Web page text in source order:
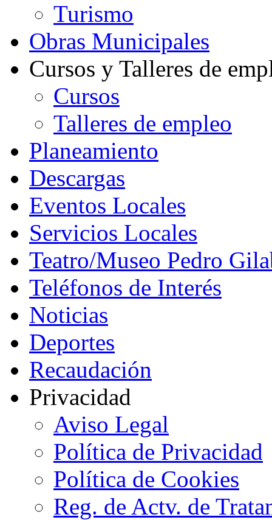
Turismo
Obras Municipales
Cursos y Talleres de
Cursos
Talleres de empleo
Planeamiento
Descargas
Eventos Locales
Servicios Locales
Teatro/Museo Pedro
Teléfonos de Interés
Noticias
Deportes
Recaudación
Privacidad
Aviso Legal
Política de Privacidad
Política de Cookies
Reg. de Actv. de